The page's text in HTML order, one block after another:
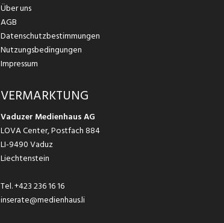
Über uns
AGB
Datenschutzbestimmungen
Nutzungsbedingungen
Impressum
VERMARKTUNG
Vaduzer Medienhaus AG
LOVA Center, Postfach 884
LI-9490 Vaduz
Liechtenstein
Tel.+423 236 16 16
inserate@medienhaus.li